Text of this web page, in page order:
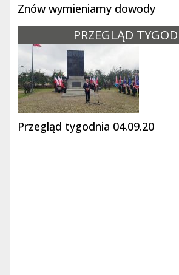
Znów wymieniamy dowody
PRZEGLĄD
Przegląd tygodnia 04.09.20